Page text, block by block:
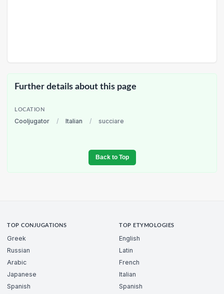
Further details about this page
LOCATION
Cooljugator / Italian / succiare
Back to Top
TOP CONJUGATIONS
Greek
Russian
Arabic
Japanese
Spanish
TOP ETYMOLOGIES
English
Latin
French
Italian
Spanish